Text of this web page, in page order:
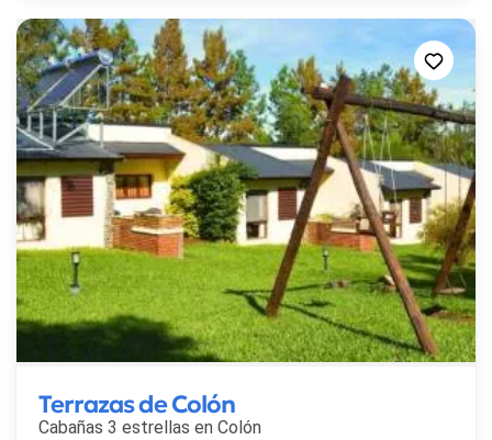
Terrazas de Colón
Cabañas 3 estrellas en Colón